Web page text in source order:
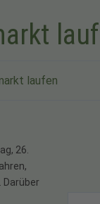
laufen
26.
Darüber